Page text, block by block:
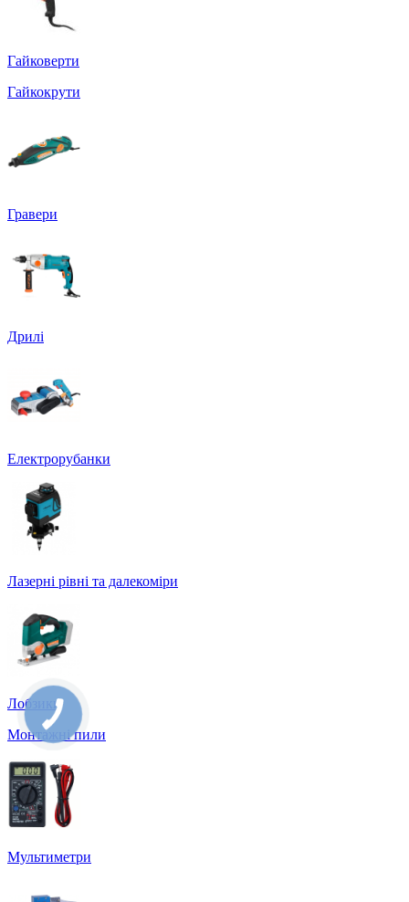
Гайковерти
Гайкокрути
Гравери
Дрилі
Електрорубанки
Лазерні рівні та далекоміри
Лобзики
Монтажні пили
Мультиметри